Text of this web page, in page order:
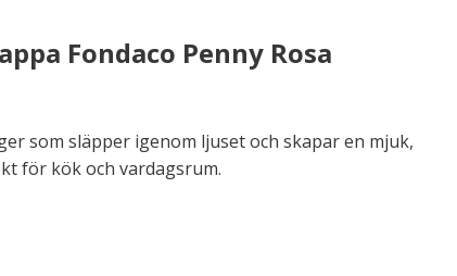
Fondaco Penny Rosa
som släpper igenom ljuset och skapar en mjuk,
för kök och vardagsrum.